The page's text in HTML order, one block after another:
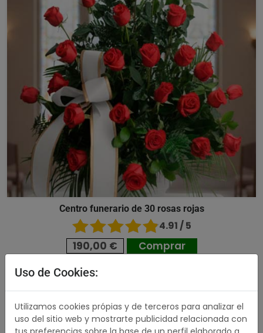
Centro funerario de 30 rosas rojas
4.91 / 5
190,00 € Comprar
503,00 €
Uso de Cookies:
Utilizamos cookies própias y de terceros para analizar el
uso del sitio web y mostrarte publicidad relacionada con